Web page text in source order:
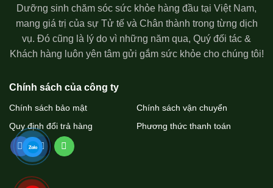
Dưỡng sinh chăm sóc sức khỏe hàng đầu tại Việt Nam,
mang giá trị của sự Tử tế và Chân thành trong từng dịch
vụ. Đó cũng là lý do vì những năm qua, Quý đối tác &
Khách hàng luôn yên tâm gửi gắm sức khỏe cho chúng tôi!
Chính sách của công ty
Chính sách bảo mật
Chính sách vận chuyển
Quy định đổi trả hàng
Phương thức thanh toán